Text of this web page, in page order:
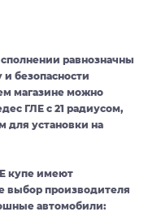
равнозначны
безопасности
магазине можно
ГЛЕ с 21 радиусом,
для установки на
купе имеют
выбор производителя
автомобили: